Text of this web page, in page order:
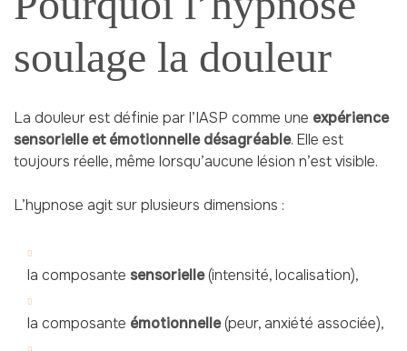
soulage la douleur
La douleur est définie par l’IASP comme une expérience
sensorielle et émotionnelle désagréable. Elle est
toujours réelle, même lorsqu’aucune lésion n’est visible.
L’hypnose agit sur plusieurs dimensions :
la composante sensorielle(intensité, localisation),
la composante émotionnelle(peur, anxiété associée),